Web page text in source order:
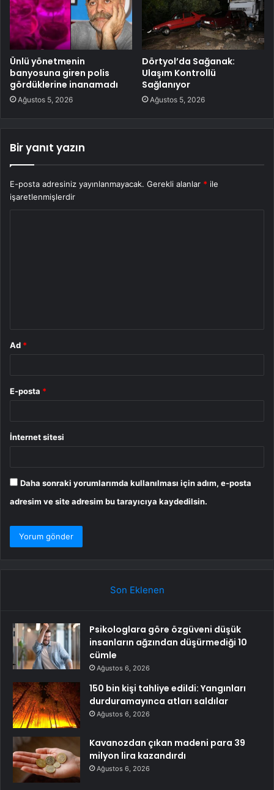
Ünlü yönetmenin
banyosuna giren polis
gördüklerine inanamadı
Ağustos 5, 2026
Dörtyol’da Sağanak:
Ulaşım Kontrollü
Sağlanıyor
Ağustos 5, 2026
Bir yanıt yazın
E-posta adresiniz yayınlanmayacak. Gerekli alanlar * ile
işaretlenmişlerdir
Ad *
E-posta *
İnternet sitesi
Daha sonraki yorumlarımda kullanılması için adım, e-posta
adresim ve site adresim bu tarayıcıya kaydedilsin.
Son Eklenen
Psikologlara göre özgüveni düşük
insanların ağzından düşürmediği 10
cümle
Ağustos 6, 2026
150 bin kişi tahliye edildi: Yangınları
durduramayınca atları saldılar
Ağustos 6, 2026
Kavanozdan çıkan madeni para 39
milyon lira kazandırdı
Ağustos 6, 2026